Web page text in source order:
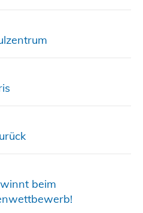
beim